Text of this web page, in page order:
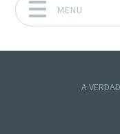
MENU
A